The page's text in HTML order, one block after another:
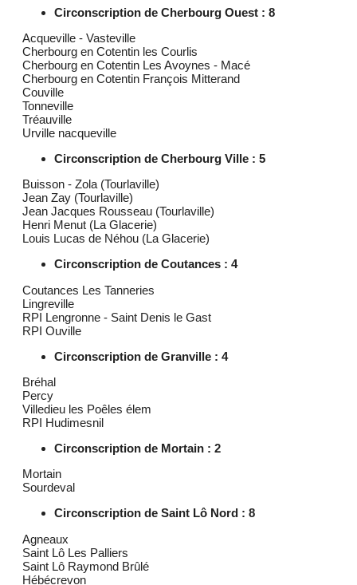
Circonscription de Cherbourg Ouest : 8
Acqueville - Vasteville
Cherbourg en Cotentin les Courlis
Cherbourg en Cotentin Les Avoynes - Macé
Cherbourg en Cotentin François Mitterand
Couville
Tonneville
Tréauville
Urville nacqueville
Circonscription de Cherbourg Ville : 5
Buisson - Zola (Tourlaville)
Jean Zay (Tourlaville)
Jean Jacques Rousseau (Tourlaville)
Henri Menut (La Glacerie)
Louis Lucas de Néhou (La Glacerie)
Circonscription de Coutances : 4
Coutances Les Tanneries
Lingreville
RPI Lengronne - Saint Denis le Gast
RPI Ouville
Circonscription de Granville : 4
Bréhal
Percy
Villedieu les Poêles élem
RPI Hudimesnil
Circonscription de Mortain : 2
Mortain
Sourdeval
Circonscription de Saint Lô Nord : 8
Agneaux
Saint Lô Les Palliers
Saint Lô Raymond Brûlé
Hébécrevon